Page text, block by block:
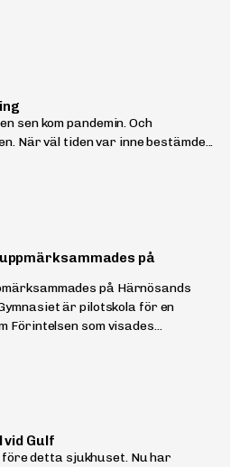
sen kom pandemin. Och
När väl tiden var inne bestämde...
på
på Härnösands
är pilotskola för en
Förintelsen som visades...
Gulf
före detta sjukhuset. Nu har